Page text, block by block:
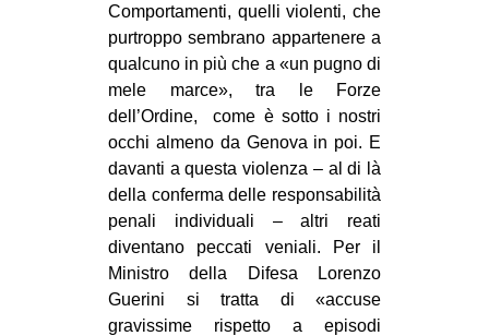
Comportamenti, quelli violenti, che
purtroppo sembrano appartenere a
qualcuno in più che a «un pugno di
mele marce», tra le Forze
dell’Ordine, come è sotto i nostri
occhi almeno da Genova in poi. E
davanti a questa violenza – al di là
della conferma delle responsabilità
penali individuali – altri reati
diventano peccati veniali. Per il
Ministro della Difesa Lorenzo
Guerini si tratta di «accuse
gravissime rispetto a episodi